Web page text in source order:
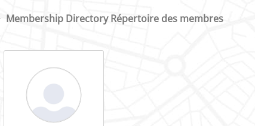
Membership Directory Répertoire des membres